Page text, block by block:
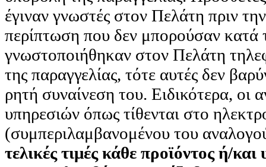
έγιναν γνωστές στον Πελάτη πριν
περίπτωση που δεν μπορούσαν κατά
γνωστοποιήθηκαν στον Πελάτη
της παραγγελίας, τότε αυτές δεν
ρητή συναίνεση του. Ειδικότερα, οι
υπηρεσιών όπως τίθενται στο
(συμπεριλαμβανομένου του
τελικές τιμές κάθε προϊόντος ή/